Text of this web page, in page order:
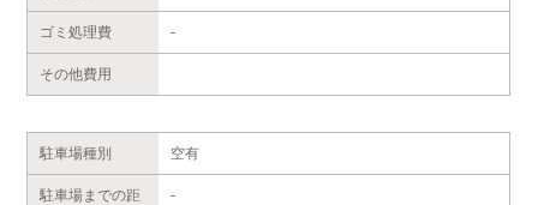
ゴミ処理費 -
その他費用
駐車場種別 空有
駐車場までの距
-